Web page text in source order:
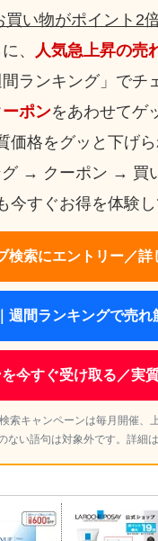
買い物がポイント2
、 人気急上昇の売
間ランキング」でチ
ーポンをあわせてゲ
価格をグッと下げら
グ → クーポン → 買
今すぐお得を体験し
検索にエントリー／詳
週間ランキングで売れ
今すぐ受け取る／実
索キャンペーンは毎月開催、
い語句は対象外です。詳細